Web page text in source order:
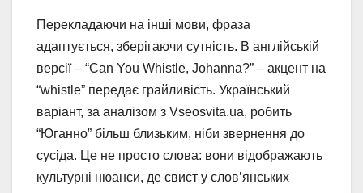
Перекладаючи на інші мови, фраза
адаптується, зберігаючи сутність. В англійській
версії – “Can You Whistle, Johanna?” – акцент на
“whistle” передає грайливість. Український
варіант, за аналізом з Vseosvita.ua, робить
“Юганно” більш близьким, ніби звернення до
сусіда. Це не просто слова: вони відображають
культурні нюанси, де свист у слов’янських